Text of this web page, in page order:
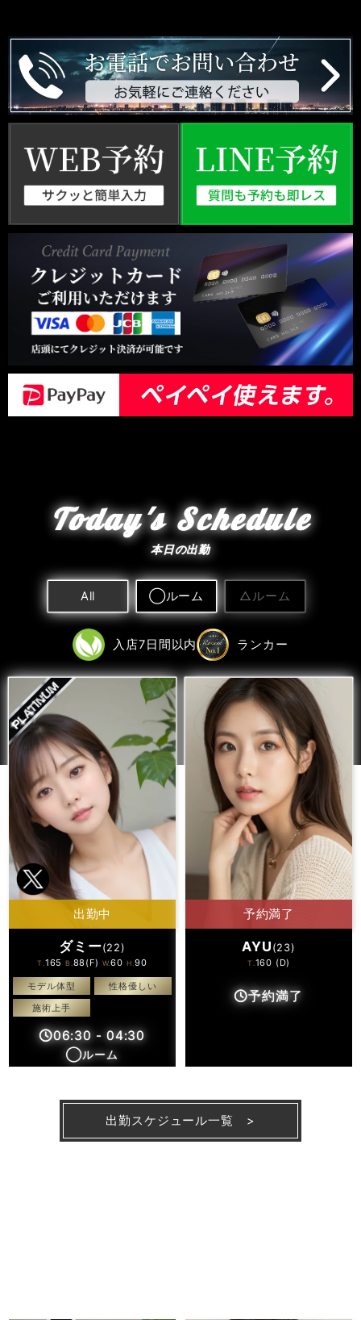
Today's Schedule
本日の出勤
All ◯ルーム △ルーム
入店7日間以内 ランカー
出勤中
ダミー(22)
T. 165B. 88(F) W.60 H.90
モデル体型
性格優しい
施術上手
06:30 - 04:30
◯ルーム
予約満了
AYU (23)
T. 160 (D)
予約満了
出勤スケジュール一覧 >